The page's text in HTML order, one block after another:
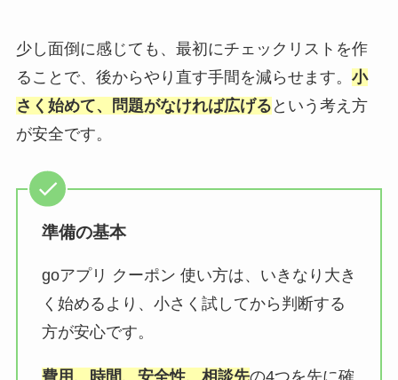
少し面倒に感じても、最初にチェックリストを作
ることで、後からやり直す手間を減らせます。 小
さく始めて、問題がなければ広げる という考え方
が安全です。
準備の基本
goアプリ クーポン 使い方は、いきなり大き
く始めるより、小さく試してから判断する
方が安心です。